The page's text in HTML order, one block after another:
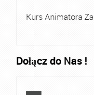
Kurs Animatora
Dołącz do Nas !